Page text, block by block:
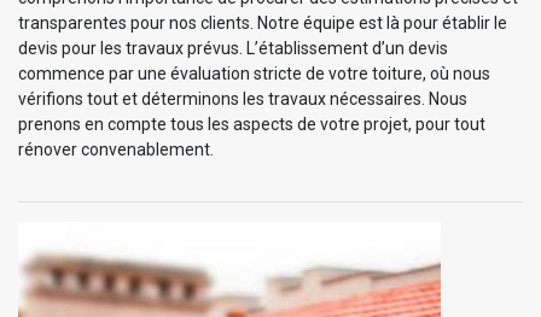
transparentes pour nos clients. Notre équipe est là pour établir le
devis pour les travaux prévus. L’établissement d’un devis
commence par une évaluation stricte de votre toiture, où nous
vérifions tout et déterminons les travaux nécessaires. Nous
prenons en compte tous les aspects de votre projet, pour tout
rénover convenablement.